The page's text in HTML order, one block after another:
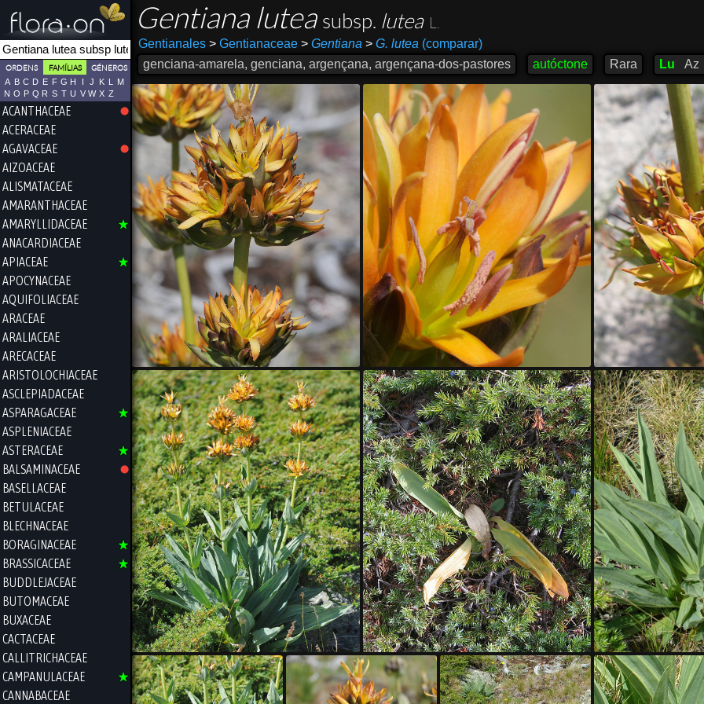
ORDENS FAMÍLIAS GÉNEROS
A B C D E F G H I J K L
M
N O P Q R S T U V W X Z
ACANTHACEAE
ACERACEAE
AGAVACEAE
AIZOACEAE
ALISMATACEAE
AMARANTHACEAE
AMARYLLIDACEAE
ANACARDIACEAE
APIACEAE
APOCYNACEAE
AQUIFOLIACEAE
ARACEAE
ARALIACEAE
ARECACEAE
ARISTOLOCHIACEAE
ASCLEPIADACEAE
ASPARAGACEAE
ASPLENIACEAE
ASTERACEAE
BALSAMINACEAE
BASELLACEAE
BETULACEAE
BLECHNACEAE
BORAGINACEAE
BRASSICACEAE
BUDDLEJACEAE
BUTOMACEAE
BUXACEAE
CACTACEAE
CALLITRICHACEAE
CAMPANULACEAE
CANNABACEAE
Gentiana lutea subsp. lutea
Gentianales >Gentianaceae > Gentiana > G. lutea (comparar)
genciana-amarela, genciana, argençana, argençana-dos-pastores
autóctone Rara Lu Az